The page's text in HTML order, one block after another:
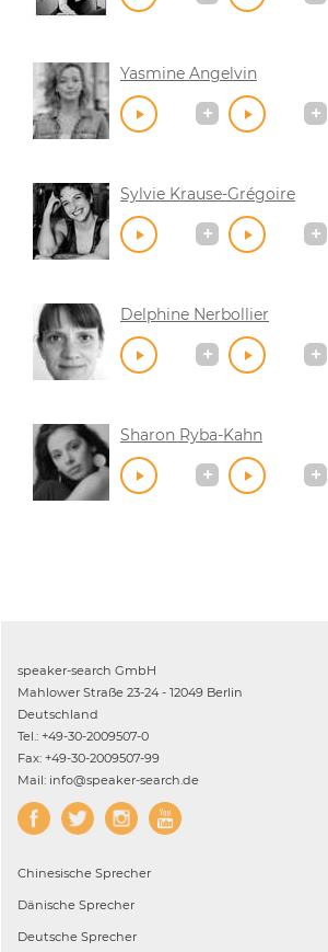
Yasmine Angelvin
Sylvie Krause-Grégoire
Delphine Nerbollier
Sharon Ryba-Kahn
speaker-search GmbH
Mahlower Straße 23-24 - 12049 Berlin
Deutschland
Tel.: +49-30-2009507-0
Fax: +49-30-2009507-99
Mail: info@speaker-search.de
Chinesische Sprecher
Dänische Sprecher
Deutsche Sprecher